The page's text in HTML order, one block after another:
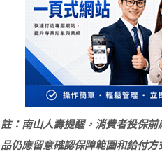
註：南山人壽提醒，消費者投保
品仍應留意確認保障範圍和給付